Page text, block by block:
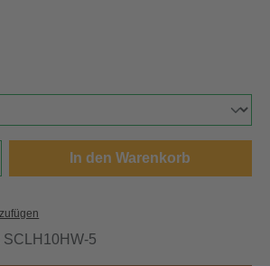
Gib den gewünschten
In den Warenkorb
SCLH10HW-5